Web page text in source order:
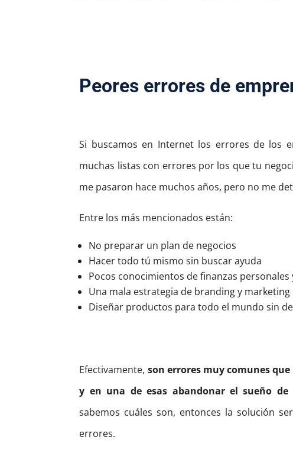
Peores errores de
Si buscamos en Internet los errores de los
muchas listas con errores por los que tu
me pasaron hace muchos años, pero no me
Entre los más mencionados están:
No preparar un plan de negocios
Hacer todo tú mismo sin buscar ayuda
Pocos conocimientos de finanzas personales
Una mala estrategia de branding y marketing
Diseñar productos para todo el mundo sin
Efectivamente, son errores muy comunes
y en una de esas abandonar el sueño
sabemos cuáles son, entonces la solución
errores.